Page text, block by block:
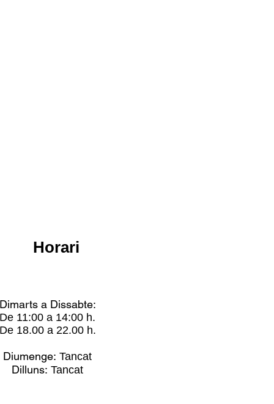
Horari
Dimarts a Dissabte:
De 11:00 a 14:00 h.
De 18.00 a 22.00 h.
Diumenge: Tancat
Dilluns: Tancat